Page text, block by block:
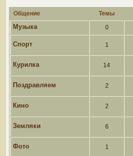
Общение Темы
Музыка 0
Спорт 1
Курилка 14
Поздравляем 2
Кино 2
Земляки 6
Фото 1